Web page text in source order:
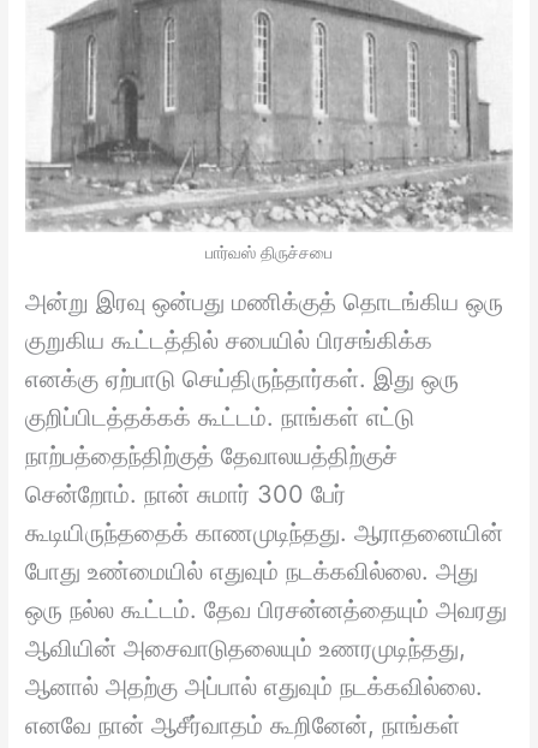
பார்வஸ் திருச்சபை
அன்று இரவு ஒன்பது மணிக்குத் தொடங்கிய ஒரு
குறுகிய கூட்டத்தில் சபையில் பிரசங்கிக்க
எனக்கு ஏற்பாடு செய்திருந்தார்கள். இது ஒரு
குறிப்பிடத்தக்கக் கூட்டம். நாங்கள் எட்டு
நாற்பத்தைந்திற்குத் தேவாலயத்திற்குச்
சென்றோம். நான் சுமார் 300 பேர்
கூடியிருந்ததைக் காணமுடிந்தது. ஆராதனையின்
போது உண்மையில் எதுவும் நடக்கவில்லை. அது
ஒரு நல்ல கூட்டம். தேவ பிரசன்னத்தையும் அவரது
ஆவியின் அசைவாடுதலையும் உணரமுடிந்தது,
ஆனால் அதற்கு அப்பால் எதுவும் நடக்கவில்லை.
எனவே நான் ஆசீர்வாதம் கூறினேன், நாங்கள்